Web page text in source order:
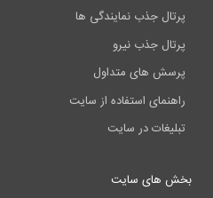
پرتال جذب نمایندگی ها
پرتال جذب نیرو
پرسش های متداول
راهنمای استفاده از سایت
تبلیغات در سایت
بخش های سایت